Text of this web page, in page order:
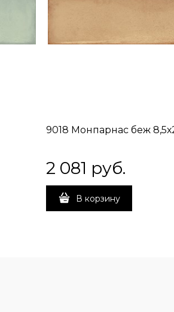
9018 Монпарнас беж
2 081 руб.
В корзину